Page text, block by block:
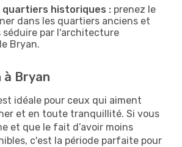
quartiers historiques : prenez le
dans les quartiers anciens et
séduire par l'architecture
Bryan.
à Bryan
idéale pour ceux qui aiment
et en toute tranquillité. Si vous
et que le fait d’avoir moins
c'est la période parfaite pour